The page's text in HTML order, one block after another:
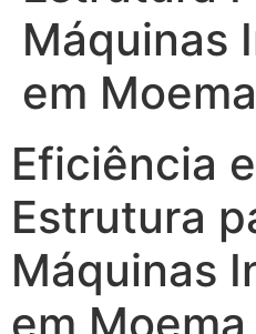
Máquinas
em Moema
Eficiência
Estrutura
Máquinas